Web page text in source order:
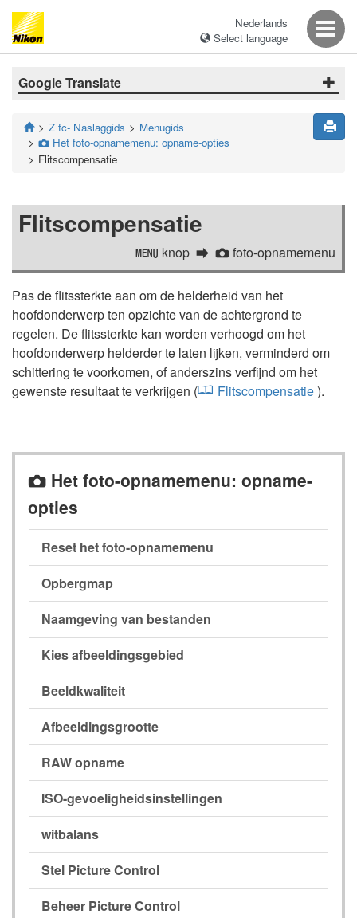
Nederlands
Select language
Google Translate
Z fc- Naslaggids Menugids
C Het foto-opnamemenu: opname-opties
Flitscompensatie
Flitscompensatie
G knop C foto-opnamemenu
Pas de flitssterkte aan om de helderheid van het
hoofdonderwerp ten opzichte van de achtergrond te
regelen. De flitssterkte kan worden verhoogd om het
hoofdonderwerp helderder te laten lijken, verminderd om
schittering te voorkomen, of anderszins verfijnd om het
gewenste resultaat te verkrijgen (
Flitscompensatie).
C Het foto-opnamemenu: opname-
opties
Reset het foto-opnamemenu
Opbergmap
Naamgeving van bestanden
Kies afbeeldingsgebied
Beeldkwaliteit
Afbeeldingsgrootte
RAW opname
ISO-gevoeligheidsinstellingen
witbalans
Stel Picture Control
Beheer Picture Control